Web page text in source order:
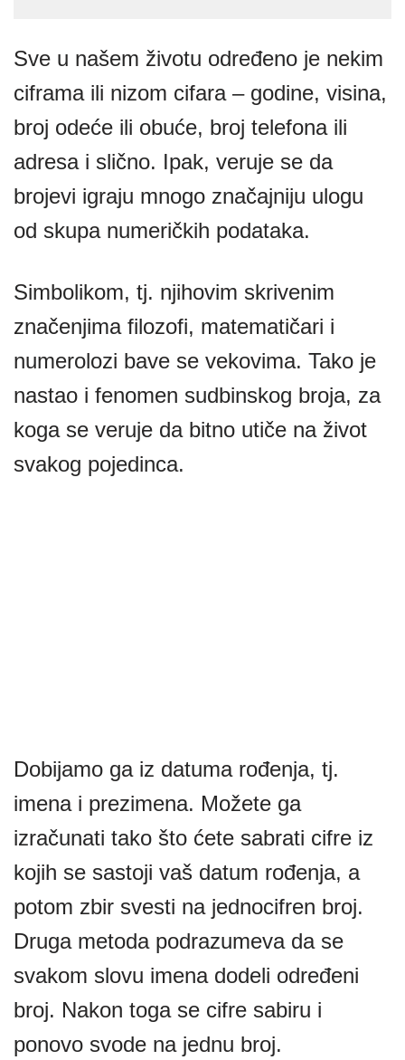
Sve u našem životu određeno je nekim
ciframa ili nizom cifara – godine, visina,
broj odeće ili obuće, broj telefona ili
adresa i slično. Ipak, veruje se da
brojevi igraju mnogo značajniju ulogu
od skupa numeričkih podataka.
Simbolikom, tj. njihovim skrivenim
značenjima filozofi, matematičari i
numerolozi bave se vekovima. Tako je
nastao i fenomen sudbinskog broja, za
koga se veruje da bitno utiče na život
svakog pojedinca.
Dobijamo ga iz datuma rođenja, tj.
imena i prezimena. Možete ga
izračunati tako što ćete sabrati cifre iz
kojih se sastoji vaš datum rođenja, a
potom zbir svesti na jednocifren broj.
Druga metoda podrazumeva da se
svakom slovu imena dodeli određeni
broj. Nakon toga se cifre sabiru i
ponovo svode na jednu broj.